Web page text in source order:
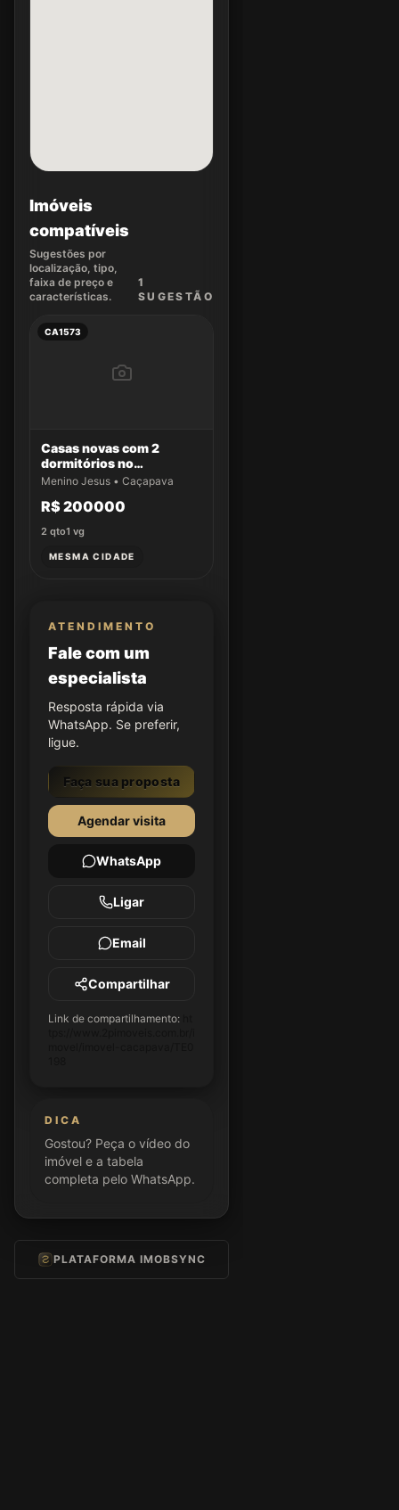
Imóveis
compatíveis
Sugestões por
localização, tipo,
faixa de preço e
características.
1
SUGESTÃO
CA1573
Casas novas com 2
dormitórios no
Residencial Aldeias da
Menino Jesus • Caçapava
R$ 200000
2 qto1 vg
MESMA CIDADE
ATENDIMENTO
Fale com um
especialista
Resposta rápida via
WhatsApp. Se preferir,
ligue.
Faça sua proposta
Agendar visita
WhatsApp
Ligar
Email
Compartilhar
Link de compartilhamento:
DICA
Gostou? Peça o vídeo do
imóvel e a tabela
completa pelo WhatsApp.
PLATAFORMA IMOBSYNC